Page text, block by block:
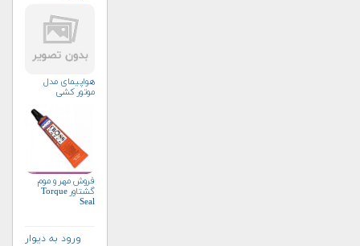
هواپیمای مدل
موتور کشی
فروش مهر و موم
گشتاور Torque
Seal
ورود به دیوار